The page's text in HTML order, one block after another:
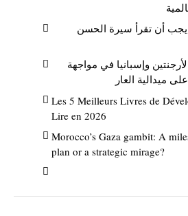
يجب أن تقرأ سيرة الحسن
كأس العالم 2026: الأرجنتين وإسبانيا في مواجهة
ميدالية العار
Les 5 Meilleurs Livres de
Lire en 2026
Morocco’s Gaza gambit: A
plan or a strategic mirage?